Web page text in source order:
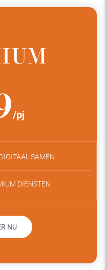
/pj
SAMEN
DIENSTEN
NU